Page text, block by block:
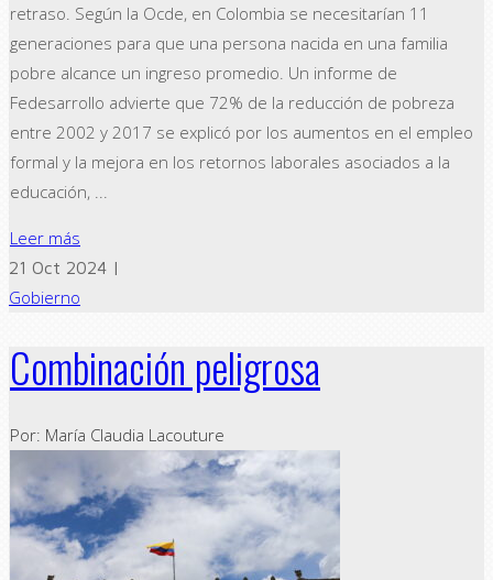
retraso. Según la Ocde, en Colombia se necesitarían 11
generaciones para que una persona nacida en una familia
pobre alcance un ingreso promedio. Un informe de
Fedesarrollo advierte que 72% de la reducción de pobreza
entre 2002 y 2017 se explicó por los aumentos en el empleo
formal y la mejora en los retornos laborales asociados a la
educación, ...
Leer más
21 Oct 2024 |
Gobierno
Combinación peligrosa
Por: María Claudia Lacouture